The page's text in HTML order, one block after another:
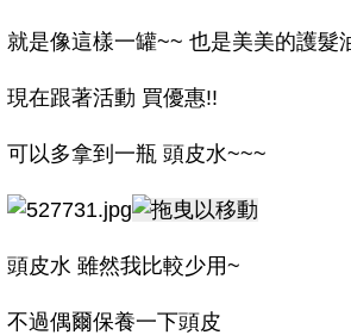
就是像這樣一罐~~ 也是美美的護髮
現在跟著活動 買優惠!!
可以多拿到一瓶 頭皮水~~~
頭皮水 雖然我比較少用~
不過偶爾保養一下頭皮